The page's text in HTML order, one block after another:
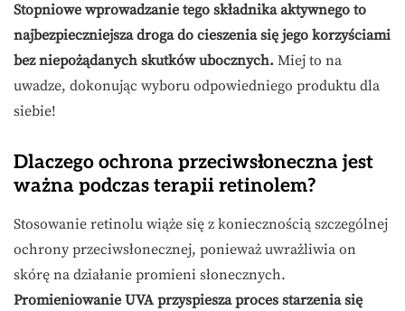
Stopniowe wprowadzanie tego składnika aktywnego to
najbezpieczniejsza droga do cieszenia się jego korzyściami
bez niepożądanych skutków ubocznych. Miej to na
uwadze, dokonując wyboru odpowiedniego produktu dla
siebie!
Dlaczego ochrona przeciwsłoneczna jest
ważna podczas terapii retinolem?
Stosowanie retinolu wiąże się z koniecznością szczególnej
ochrony przeciwsłonecznej, ponieważ uwrażliwia on
skórę na działanie promieni słonecznych.
Promieniowanie UVA przyspiesza proces starzenia się